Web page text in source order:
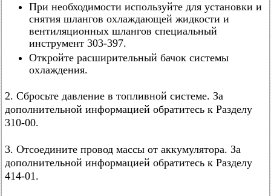
При необходимости используйте для установки и
снятия шлангов охлаждающей жидкости и
вентиляционных шлангов специальный
инструмент 303-397.
Откройте расширительный бачок системы
охлаждения.
2. Сбросьте давление в топливной системе. За
дополнительной информацией обратитесь к Разделу
310-00.
3. Отсоедините провод массы от аккумулятора. За
дополнительной информацией обратитесь к Разделу
414-01.